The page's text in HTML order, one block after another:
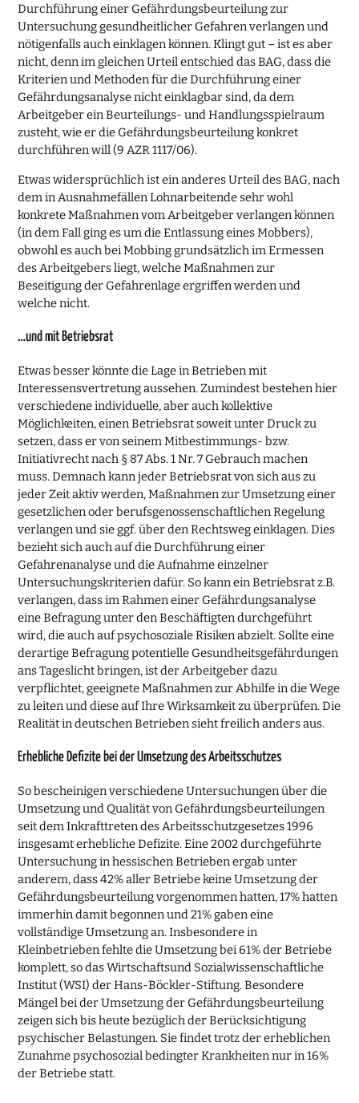
Durchführung einer Gefährdungsbeurteilung zur
Untersuchung gesundheitlicher Gefahren verlangen und
nötigenfalls auch einklagen können. Klingt gut – ist es aber
nicht, denn im gleichen Urteil entschied das BAG, dass die
Kriterien und Methoden für die Durchführung einer
Gefährdungsanalyse nicht einklagbar sind, da dem
Arbeitgeber ein Beurteilungs- und Handlungsspielraum
zusteht, wie er die Gefährdungsbeurteilung konkret
durchführen will (9 AZR 1117/06).
Etwas widersprüchlich ist ein anderes Urteil des BAG, nach
dem in Ausnahmefällen Lohnarbeitende sehr wohl
konkrete Maßnahmen vom Arbeitgeber verlangen können
(in dem Fall ging es um die Entlassung eines Mobbers),
obwohl es auch bei Mobbing grundsätzlich im Ermessen
des Arbeitgebers liegt, welche Maßnahmen zur
Beseitigung der Gefahrenlage ergriffen werden und
welche nicht.
…und mit Betriebsrat
Etwas besser könnte die Lage in Betrieben mit
Interessensvertretung aussehen. Zumindest bestehen hier
verschiedene individuelle, aber auch kollektive
Möglichkeiten, einen Betriebsrat soweit unter Druck zu
setzen, dass er von seinem Mitbestimmungs- bzw.
Initiativrecht nach § 87 Abs. 1 Nr. 7 Gebrauch machen
muss. Demnach kann jeder Betriebsrat von sich aus zu
jeder Zeit aktiv werden, Maßnahmen zur Umsetzung einer
gesetzlichen oder berufsgenossenschaftlichen Regelung
verlangen und sie ggf. über den Rechtsweg einklagen. Dies
bezieht sich auch auf die Durchführung einer
Gefahrenanalyse und die Aufnahme einzelner
Untersuchungskriterien dafür. So kann ein Betriebsrat z.B.
verlangen, dass im Rahmen einer Gefährdungsanalyse
eine Befragung unter den Beschäftigten durchgeführt
wird, die auch auf psychosoziale Risiken abzielt. Sollte eine
derartige Befragung potentielle Gesundheitsgefährdungen
ans Tageslicht bringen, ist der Arbeitgeber dazu
verpflichtet, geeignete Maßnahmen zur Abhilfe in die Wege
zu leiten und diese auf Ihre Wirksamkeit zu überprüfen. Die
Realität in deutschen Betrieben sieht freilich anders aus.
Erhebliche Defizite bei der Umsetzung des Arbeitsschutzes
So bescheinigen verschiedene Untersuchungen über die
Umsetzung und Qualität von Gefährdungsbeurteilungen
seit dem Inkrafttreten des Arbeitsschutzgesetzes 1996
insgesamt erhebliche Defizite. Eine 2002 durchgeführte
Untersuchung in hessischen Betrieben ergab unter
anderem, dass 42% aller Betriebe keine Umsetzung der
Gefährdungsbeurteilung vorgenommen hatten, 17% hatten
immerhin damit begonnen und 21% gaben eine
vollständige Umsetzung an. Insbesondere in
Kleinbetrieben fehlte die Umsetzung bei 61% der Betriebe
komplett, so das Wirtschaftsund Sozialwissenschaftliche
Institut (WSI) der Hans-Böckler-Stiftung. Besondere
Mängel bei der Umsetzung der Gefährdungsbeurteilung
zeigen sich bis heute bezüglich der Berücksichtigung
psychischer Belastungen. Sie findet trotz der erheblichen
Zunahme psychosozial bedingter Krankheiten nur in 16%
der Betriebe statt.